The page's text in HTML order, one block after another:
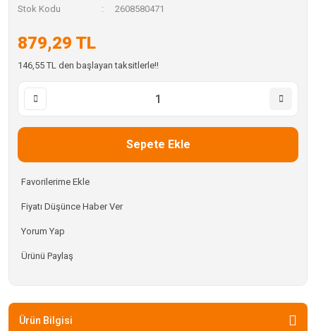
Stok Kodu
2608580471
879,29 TL
146,55 TL den başlayan taksitlerle!!
Sepete Ekle
Fiyatı Düşünce Haber Ver
Yorum Yap
Ürünü Paylaş
Ürün Bilgisi